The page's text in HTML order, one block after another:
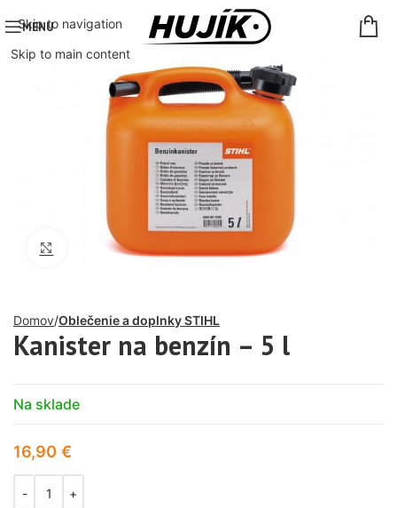
Skip to navigation
Skip to main content
MENU
Click to enlarge
Domov Oblečenie a doplnky STIHL
Kanister na benzín – 5 l
Na sklade
16,90 €